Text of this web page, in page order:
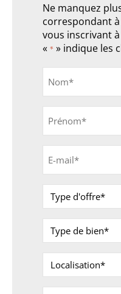
Ne manquez
correspondant
vous inscrivant
« * » indique les
mail
*
d'offre
Localisation